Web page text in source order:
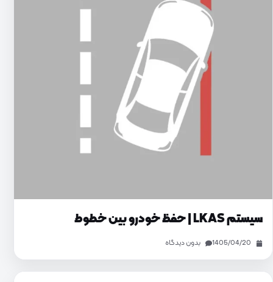
سیستم LKAS | حفظ خودرو بین خطوط
1405/04/20 بدون دیدگاه